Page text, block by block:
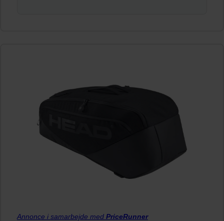
Annonce i samarbejde med PriceRunner